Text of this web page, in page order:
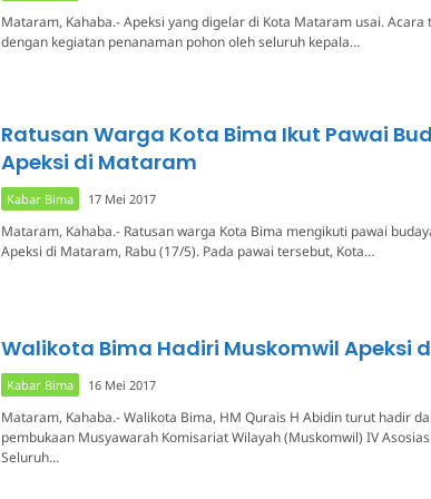
Mataram, Kahaba.- Apeksi yang digelar di Kota Mataram usai.
dengan kegiatan penanaman pohon oleh seluruh kepala…
Ratusan Warga Kota Bima Ikut Pawai
Apeksi di Mataram
Kabar Bima 17 Mei 2017
Mataram, Kahaba.- Ratusan warga Kota Bima mengikuti pawai
Apeksi di Mataram, Rabu (17/5). Pada pawai tersebut, Kota…
Walikota Bima Hadiri Muskomwil Apeksi
Kabar Bima 16 Mei 2017
Mataram, Kahaba.- Walikota Bima, HM Qurais H Abidin turut hadir
pembukaan Musyawarah Komisariat Wilayah (Muskomwil) IV
Seluruh…